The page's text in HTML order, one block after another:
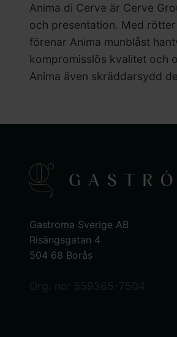
Anima di Cerve är Cerve
och presentation. Med
förenar Anima munblåst
kompromisslös kvalitet och
Anima även skräddarsydd
Gastroma Sverige AB
Risängsgatan 4
504 68 Borås
Org. no: 559365-7504